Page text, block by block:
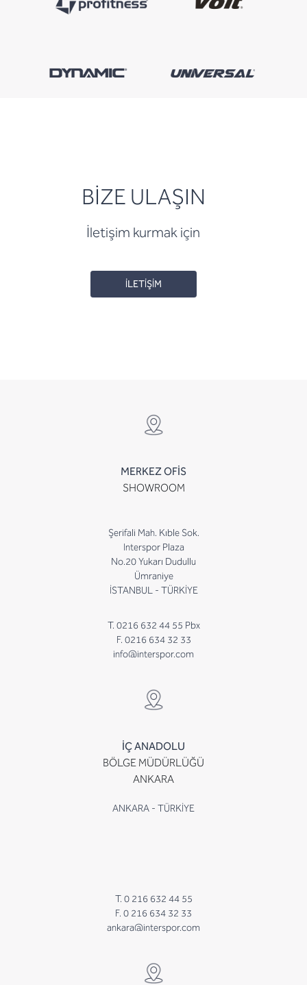
BİZE ULAŞIN
İletişim kurmak için
İLETİŞİM
MERKEZ OFİS
SHOWROOM
Şerifali Mah. Kıble Sok.
Interspor Plaza
No.20 Yukarı Dudullu
Ümraniye
İSTANBUL - TÜRKİYE
T. 0216 632 44 55 Pbx
F. 0216 634 32 33
info@interspor.com
İÇ ANADOLU
BÖLGE MÜDÜRLÜĞÜ
ANKARA
ANKARA - TÜRKİYE
T. 0 216 632 44 55
F. 0 216 634 32 33
ankara@interspor.com